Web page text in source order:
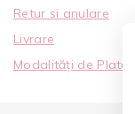
Retur si anulare
Livrare
Modalități de Plată